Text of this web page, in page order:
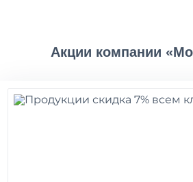
Акции компании